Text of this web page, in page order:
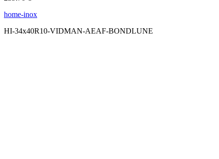
home-inox
HI-34x40R10-VIDMAN-AEAF-BONDLUNE